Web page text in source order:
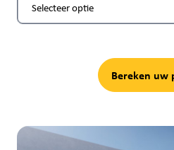
Bereken uw